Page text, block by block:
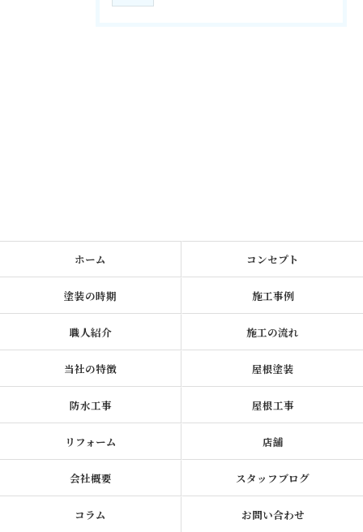
ホーム コンセプト
塗装の時期 施工事例
職人紹介 施工の流れ
当社の特徴 屋根塗装
防水工事 屋根工事
リフォーム 店舗
会社概要 スタッフブログ
コラム お問い合わせ